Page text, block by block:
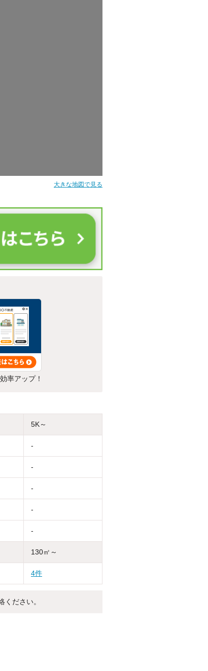
大きな地図で見る
率アップ！
5K～
-
-
-
-
-
130㎡～
4件
ください。